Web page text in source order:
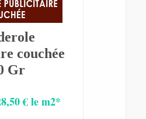
couchée
Gr
€ le m2*